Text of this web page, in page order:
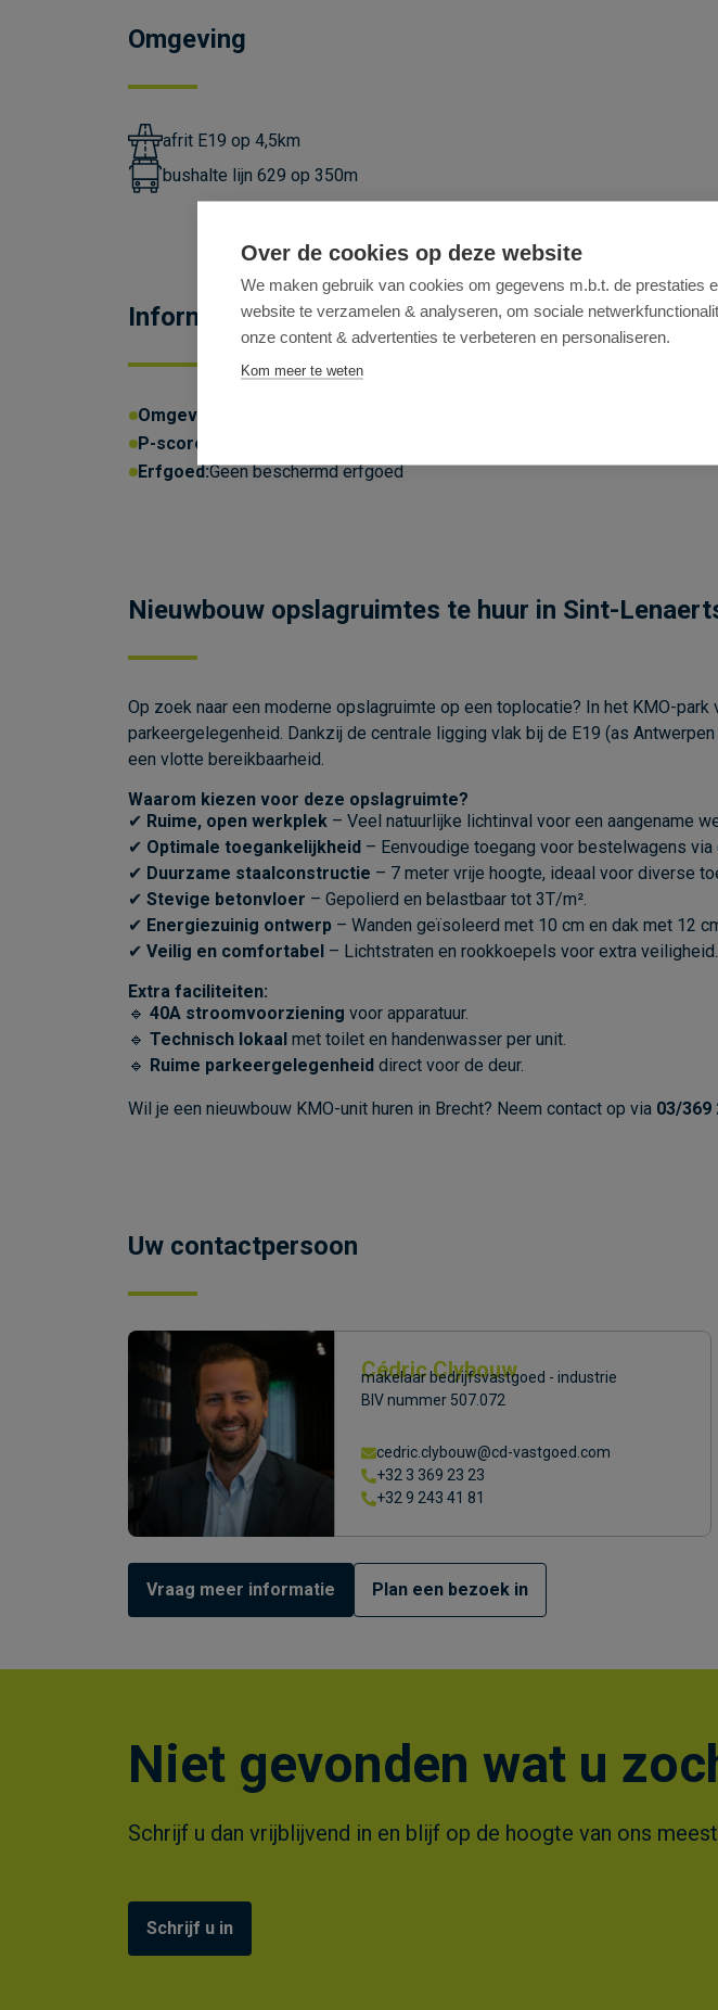
Omgeving
afrit E19 op 4,5km
bushalte lijn 629 op 350m
Informatieplicht
Omgevingsvergunning:
P-score:
Erfgoed:Geen beschermd erfgoed
Nieuwbouw opslagruimtes te huur in Sint-
Op zoek naar een moderne opslagruimte op een toplocatie? In het KMO-
parkeergelegenheid. Dankzij de centrale ligging vlak bij de E19 (as
een vlotte bereikbaarheid.
Waarom kiezen voor deze opslagruimte?
✔ Ruime, open werkplek – Veel natuurlijke lichtinval voor een aangename
✔ Optimale toegankelijkheid – Eenvoudige toegang voor bestelwagens
✔ Duurzame staalconstructie – 7 meter vrije hoogte, ideaal voor diverse
✔ Stevige betonvloer – Gepolierd en belastbaar tot 3T/m².
✔ Energiezuinig ontwerp – Wanden geïsoleerd met 10 cm en dak met 12
✔ Veilig en comfortabel – Lichtstraten en rookkoepels voor extra veiligheid.
Extra faciliteiten:
🔹 40A stroomvoorziening voor apparatuur.
🔹 Technisch lokaal met toilet en handenwasser per unit.
🔹 Ruime parkeergelegenheid direct voor de deur.
Wil je een nieuwbouw KMO-unit huren in Brecht? Neem contact op via 03/369
Uw contactpersoon
Cédric Clybouw
makelaar bedrijfsvastgoed - industrie
BIV nummer 507.072
cedric.clybouw@cd-vastgoed.com
+32 3 369 23 23
+32 9 243 41 81
Vraag meer informatie Plan een bezoek in
Niet gevonden wat u
Schrijf u dan vrijblijvend in en blijf op de hoogte van ons
Schrijf u in
Over de cookies op deze website
We maken gebruik van cookies om gegevens m.b.t. de prestaties
website te verzamelen & analyseren, om sociale
onze content & advertenties te verbeteren en personaliseren.
Kom meer te weten